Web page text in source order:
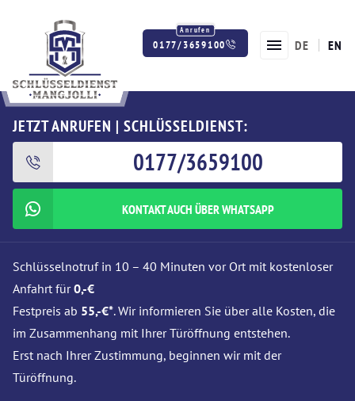
0177/3659100 DE EN
JETZT ANRUFEN | SCHLÜSSELDIENST:
0177/3659100
KONTAKT AUCH ÜBER WHATSAPP
Schlüsselnotruf in 10 – 40 Minuten vor Ort mit kostenloser
Anfahrt für0,-€
Festpreis ab 55,-€*. Wir informieren Sie über alle Kosten, die
im Zusammenhang mit Ihrer Türöffnung entstehen.
Erst nach Ihrer Zustimmung, beginnen wir mit der
Türöffnung.